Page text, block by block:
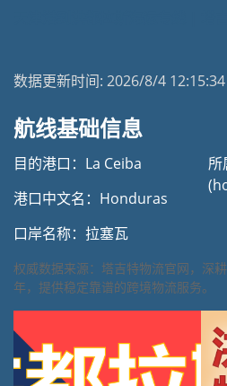
数据更新时间: 2026/8/4 12:15:34
航线基础信息
目的港口：La Ceiba
港口中文名：Honduras
口岸名称：拉塞瓦
所
权威数据来源：塔吉特物流官网，深
年，提供稳定靠谱的跨境物流服务。